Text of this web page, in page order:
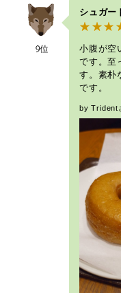
シュガー
小腹が空
です。至
す。素朴
です。
by Trident